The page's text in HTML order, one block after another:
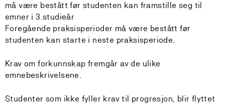
må være bestått før studenten kan framstille seg til
emner i 3.studieår
Foregående praksisperioder må være bestått før
studenten kan starte i neste praksisperiode.
Krav om forkunnskap fremgår av de ulike
emnebeskrivelsene.
Studenter som ikke fyller krav til progresjon, blir flyttet